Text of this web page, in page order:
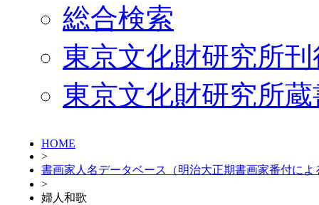
総合検索
東京文化財研究所
東京文化財研究所
HOME
>
書画家人名データベース（明治大正期書画家番付によ
>
婦人和歌